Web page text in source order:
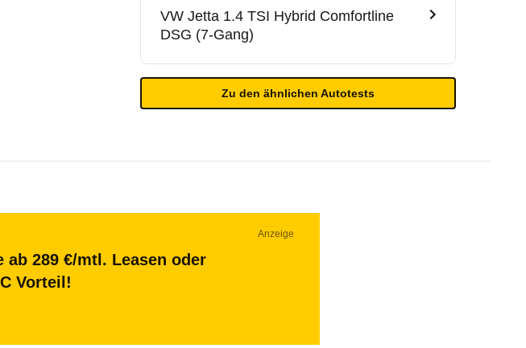
VW Jetta 1.4 TSI Hybrid Comfortline
DSG (7-Gang)
Zu den ähnlichen Autotests
Anzeige
ab 289 €/mtl. Leasen oder
Vorteil!